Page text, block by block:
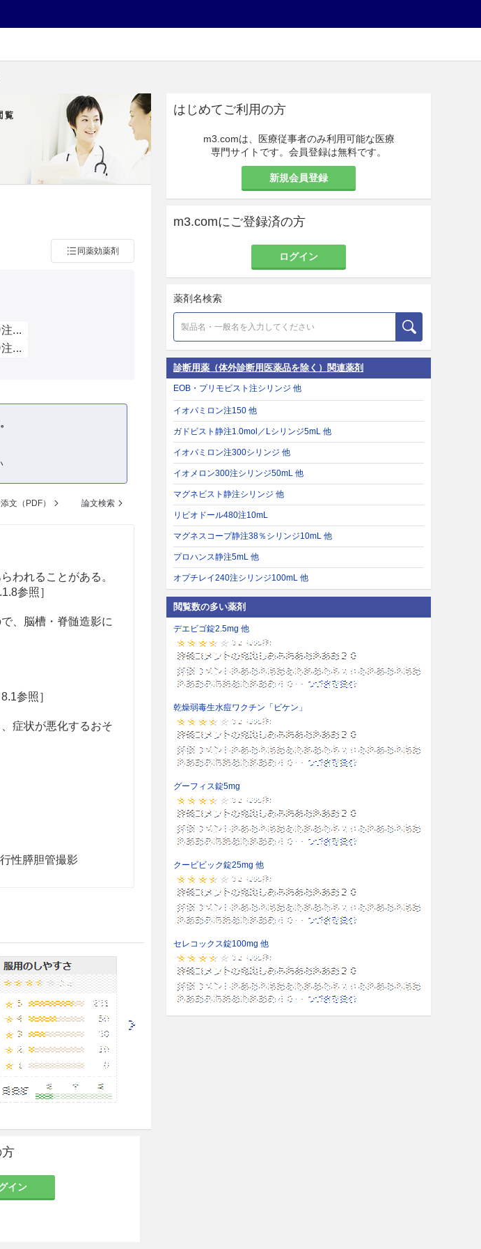
同薬効薬剤
...
...
文（PDF） 論文検索
われることがある。
参照］
、脳槽・脊髄造影に
参照］
症状が悪化するおそ
性膵胆管撮影
入に際しては、年
は180mLまでとす
）
）
水で2倍希釈し用いる
）
イン
はじめてご利用の方
m3.comは、医療従事者のみ利用可能な医療
専門サイトです。会員登録は無料です。
新規会員登録
m3.comにご登録済の方
ログイン
薬剤名検索
診断用薬（体外診断用医薬品を除く）関連薬剤
EOB・プリモビスト注シリンジ 他
イオパミロン注150 他
ガドビスト静注1.0mol／Lシリンジ5mL 他
イオパミロン注300シリンジ 他
イオメロン300注シリンジ50mL 他
マグネビスト静注シリンジ 他
リピオドール480注10mL
マグネスコープ静注38％シリンジ10mL 他
プロハンス静注5mL 他
オプチレイ240注シリンジ100mL 他
閲覧数の多い薬剤
デエビゴ錠2.5mg 他
乾燥弱毒生水痘ワクチン「ビケン」
グーフィス錠5mg
クービビック錠25mg 他
セレコックス錠100mg 他